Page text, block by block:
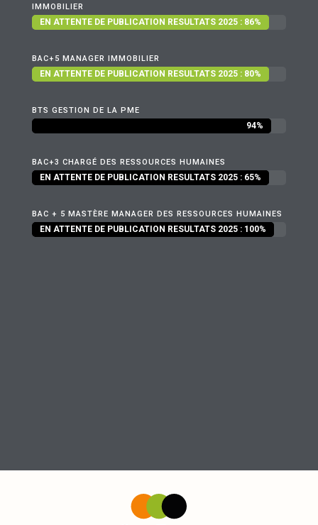
IMMOBILIER
EN ATTENTE DE PUBLICATION RESULTATS 2025 : 86%
EN ATTENTE DE PUBLICATION RESULTATS 2025 : 86%
BAC+5 MANAGER IMMOBILIER
EN ATTENTE DE PUBLICATION RESULTATS 2025 : 80%
EN ATTENTE DE PUBLICATION RESULTATS 2025 : 80%
BTS GESTION DE LA PME
94%
94%
BAC+3 CHARGÉ DES RESSOURCES HUMAINES
EN ATTENTE DE PUBLICATION RESULTATS 2025 : 65%
EN ATTENTE DE PUBLICATION RESULTATS 2025 : 65%
BAC + 5 MASTÈRE MANAGER DES RESSOURCES HUMAINES
EN ATTENTE DE PUBLICATION RESULTATS 2025 : 100%
EN ATTENTE DE PUBLICATION RESULTATS 2025 : 100%